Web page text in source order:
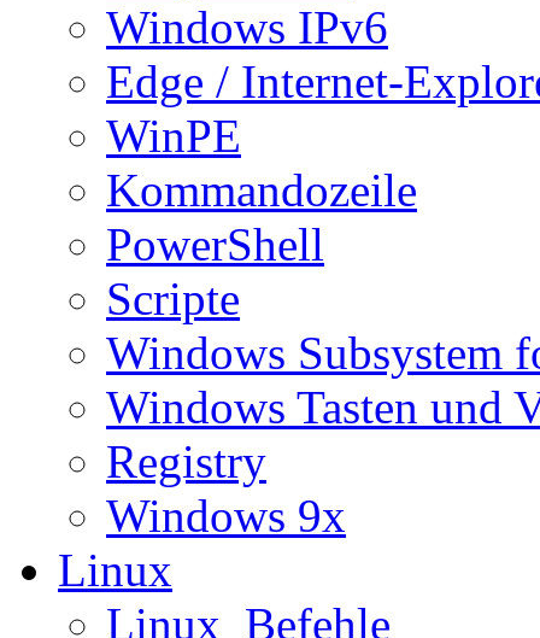
Windows IPv6
Edge / Internet-
WinPE
Kommandozeile
PowerShell
Scripte
Windows Subsystem
Windows Tasten und
Registry
Windows 9x
Linux
Linux_Befehle